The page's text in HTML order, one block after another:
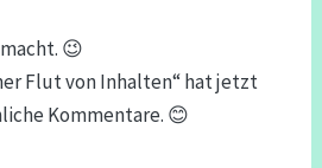
😉
Flut von Inhalten“ hat jetzt
Kommentare. 😊